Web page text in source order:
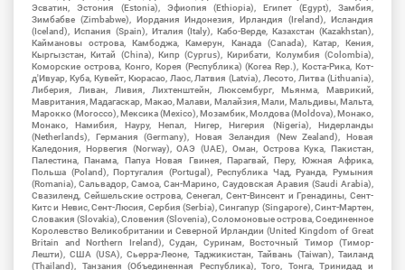
Эсватин, Эстония (Estonia), Эфиопия (Ethiopia), Египет (Egypt), Замбия,
Зимбабве (Zimbabwe), Иордания Индонезия, Ирландия (Ireland), Исландия
(Iceland), Испания (Spain), Италия (Italy), Кабо-Верде, Казахстан (Kazakhstan),
Каймановы острова, Камбоджа, Камерун, Канада (Canada), Катар, Кения,
Кыргызстан, Китай (China), Кипр (Cyprus), Кирибати, Колумбия (Colombia),
Коморские острова, Конго, Корея (Республика) (Korea Rep.), Коста-Рика, Кот-
д'Ивуар, Куба, Кувейт, Кюрасао, Лаос, Латвия (Latvia), Лесото, Литва (Lithuania),
Либерия, Ливан, Ливия, Лихтенштейн, Люксембург, Мьянма, Маврикий,
Мавритания, Мадагаскар, Макао, Малави, Малайзия, Мали, Мальдивы, Мальта,
Марокко (Morocco), Мексика (Mexico), Мозамбик, Молдова (Moldova), Монако,
Монако, Намибия, Науру, Непал, Нигер, Нигерия (Nigeria), Нидерланды
(Netherlands), Германия (Germany), Новая Зеландия (New Zealand), Новая
Каледония, Норвегия (Norway), ОАЭ (UAE), Оман, Острова Кука, Пакистан,
Палестина, Панама, Папуа Новая Гвинея, Парагвай, Перу, Южная Африка,
Польша (Poland), Португалия (Portugal), Республика Чад, Руанда, Румыния
(Romania), Сальвадор, Самоа, Сан-Марино, Саудовская Аравия (Saudi Arabia),
Свазиленд, Сейшельские острова, Сенегал, Сент-Винсент и Гренадины, Сент-
Китс и Невис, Сент-Люсия, Сербия (Serbia), Сингапур (Singapore), Синт-Мартен,
Словакия (Slovakia), Словения (Slovenia), Соломоновые острова, Соединенное
Королевство Великобритании и Северной Ирландии (United Kingdom of Great
Britain and Northern Ireland), Судан, Суринам, Восточный Тимор (Тимор-
Лешти), США (USA), Сьерра-Леоне, Таджикистан, Тайвань (Taiwan), Таиланд
(Thailand), Танзания (Объединенная Республика), Того, Тонга, Тринидад и